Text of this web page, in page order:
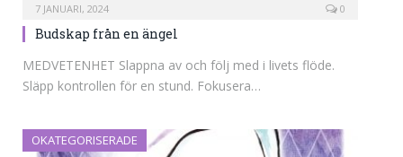
7 JANUARI, 2024 0
Budskap från en ängel
MEDVETENHET Slappna av och följ med i livets flöde.
Släpp kontrollen för en stund. Fokusera…
OKATEGORISERADE